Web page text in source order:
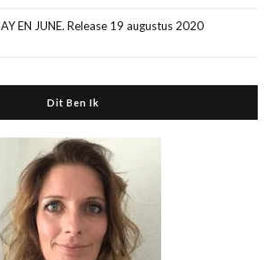
EN JUNE. Release 19 augustus 2020
Dit Ben Ik